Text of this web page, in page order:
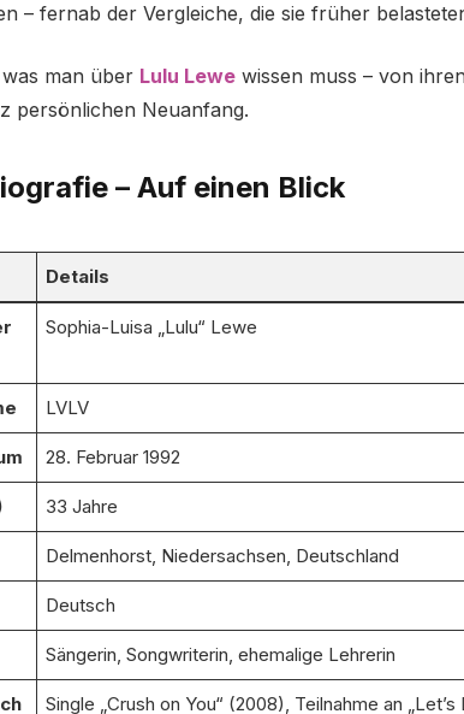
– fernab der Vergleiche, die sie früher
man über Lulu Lewewissen muss – von
persönlichen Neuanfang.
– Auf einen Blick
Details
Sophia-Luisa „Lulu“ Lewe
LVLV
28. Februar 1992
33 Jahre
Delmenhorst, Niedersachsen, Deutschland
Deutsch
Sängerin, Songwriterin, ehemalige Lehrerin
Single „Crush on You“ (2008), Teilnahme an